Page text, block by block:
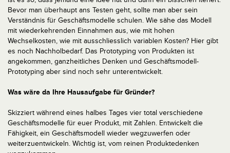
Bevor man überhaupt ans Testen geht, sollte man aber sein
Verständnis für Geschäftsmodelle schulen. Wie sähe das Modell
mit wiederkehrenden Einnahmen aus, wie mit hohen
Wechselkosten, wie mit ausschliesslich variablen Kosten? Hier gibt
es noch Nachholbedarf. Das Prototyping von Produkten ist
angekommen, ganzheitliches Denken und Geschäftsmodell-
Prototyping aber sind noch sehr unterentwickelt.
Was wäre da Ihre Hausaufgabe für Gründer?
Skizziert während eines halbes Tages vier total verschiedene
Geschäftsmodelle für euer Produkt, mit Zahlen. Entwickelt die
Fähigkeit, ein Geschäftsmodell wieder wegzuwerfen oder
weiterzuentwickeln. Wichtig ist, vom reinen Produktedenken